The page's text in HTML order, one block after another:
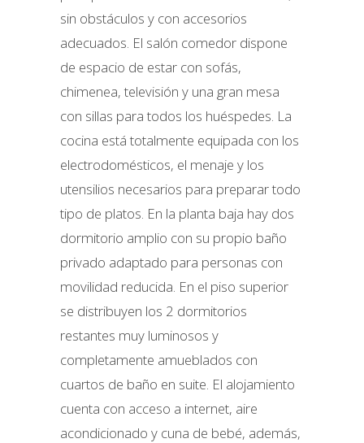
sin obstáculos y con accesorios
adecuados. El salón comedor dispone
de espacio de estar con sofás,
chimenea, televisión y una gran mesa
con sillas para todos los huéspedes. La
cocina está totalmente equipada con los
electrodomésticos, el menaje y los
utensilios necesarios para preparar todo
tipo de platos. En la planta baja hay dos
dormitorio amplio con su propio baño
privado adaptado para personas con
movilidad reducida. En el piso superior
se distribuyen los 2 dormitorios
restantes muy luminosos y
completamente amueblados con
cuartos de baño en suite. El alojamiento
cuenta con acceso a internet, aire
acondicionado y cuna de bebé, además,